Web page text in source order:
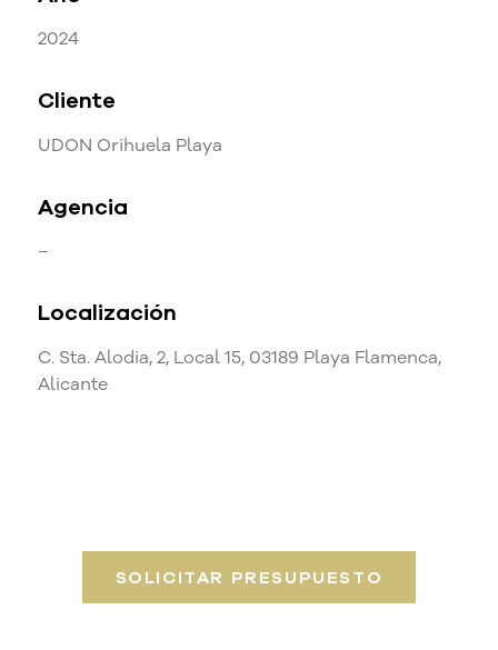
2024
Cliente
UDON Orihuela Playa
Agencia
–
Localización
C. Sta. Alodia, 2, Local 15, 03189 Playa Flamenca,
Alicante
SOLICITAR PRESUPUESTO